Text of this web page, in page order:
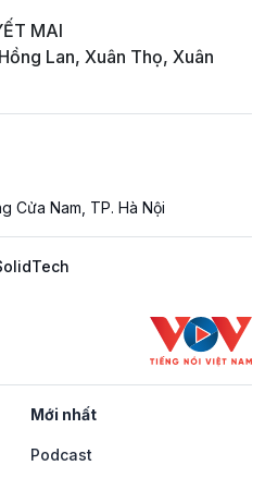
MAI
Lan, Xuân Thọ, Xuân
Cửa Nam, TP. Hà Nội
Mới nhất
Podcast